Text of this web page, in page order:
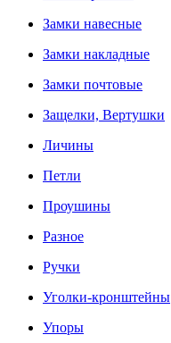
Замки навесные
Замки накладные
Замки почтовые
Защелки, Вертушки
Личины
Петли
Проушины
Разное
Ручки
Уголки-кронштейны
Упоры